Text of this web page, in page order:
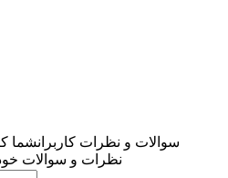
سوالات و نظرات کاربرانشما
نظرات و سوالات